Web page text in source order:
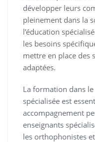
développer leurs
pleinement dans la
l’éducation
les besoins
mettre en place des
adaptées.
La formation dans
spécialisée est
accompagnement
enseignants
les orthophonistes